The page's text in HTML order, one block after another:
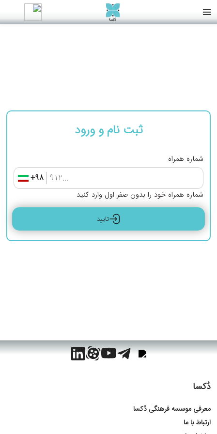
ثبت نام و ورود
شماره همراه
+98
شماره همراه خود را بدون صفر اول وارد کنید
تایید
دُکسا
معرفی موسسه فرهنگی دُکسا
ارتباط با ما